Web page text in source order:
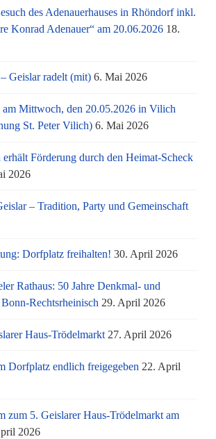
des Adenauerhauses in Rhöndorf inkl.
Konrad Adenauer“ am 20.06.2026 18.
Geislar radelt (mit) 6. Mai 2026
Mittwoch, den 20.05.2026 in Vilich
St. Peter Vilich) 6. Mai 2026
Förderung durch den Heimat-Scheck
2026
– Tradition, Party und Gemeinschaft
Dorfplatz freihalten! 30. April 2026
Rathaus: 50 Jahre Denkmal- und
Rechtsrheinisch 29. April 2026
Haus-Trödelmarkt 27. April 2026
Dorfplatz endlich freigegeben 22. April
zum 5. Geislarer Haus-Trödelmarkt am
2026